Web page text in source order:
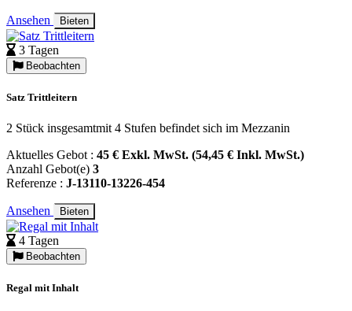
Ansehen Bieten
3 Tagen
Beobachten
Satz Trittleitern
2 Stück insgesamtmit 4 Stufen befindet sich im Mezzanin
Aktuelles Gebot : 45 € Exkl. MwSt. (54,45 € Inkl. MwSt.)
Anzahl Gebot(e) 3
Referenze : J-13110-13226-454
Ansehen Bieten
4 Tagen
Beobachten
Regal mit Inhalt